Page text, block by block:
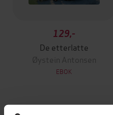
129,-
De etterlatte
Øystein Antonsen
EBOK